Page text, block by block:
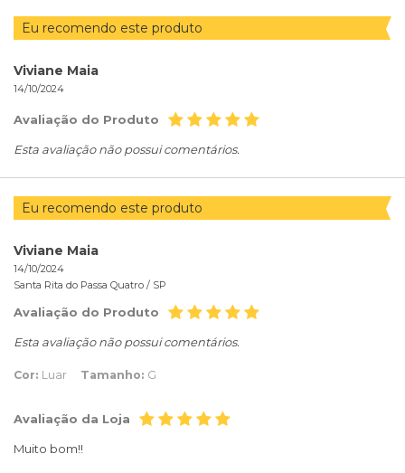
Eu recomendo este produto
Viviane Maia
14/10/2024
Avaliação do Produto
Esta avaliação não possui comentários.
Eu recomendo este produto
Viviane Maia
14/10/2024
Santa Rita do Passa Quatro / SP
Avaliação do Produto
Esta avaliação não possui comentários.
Cor: Luar Tamanho: G
Avaliação da Loja
Muito bom!!